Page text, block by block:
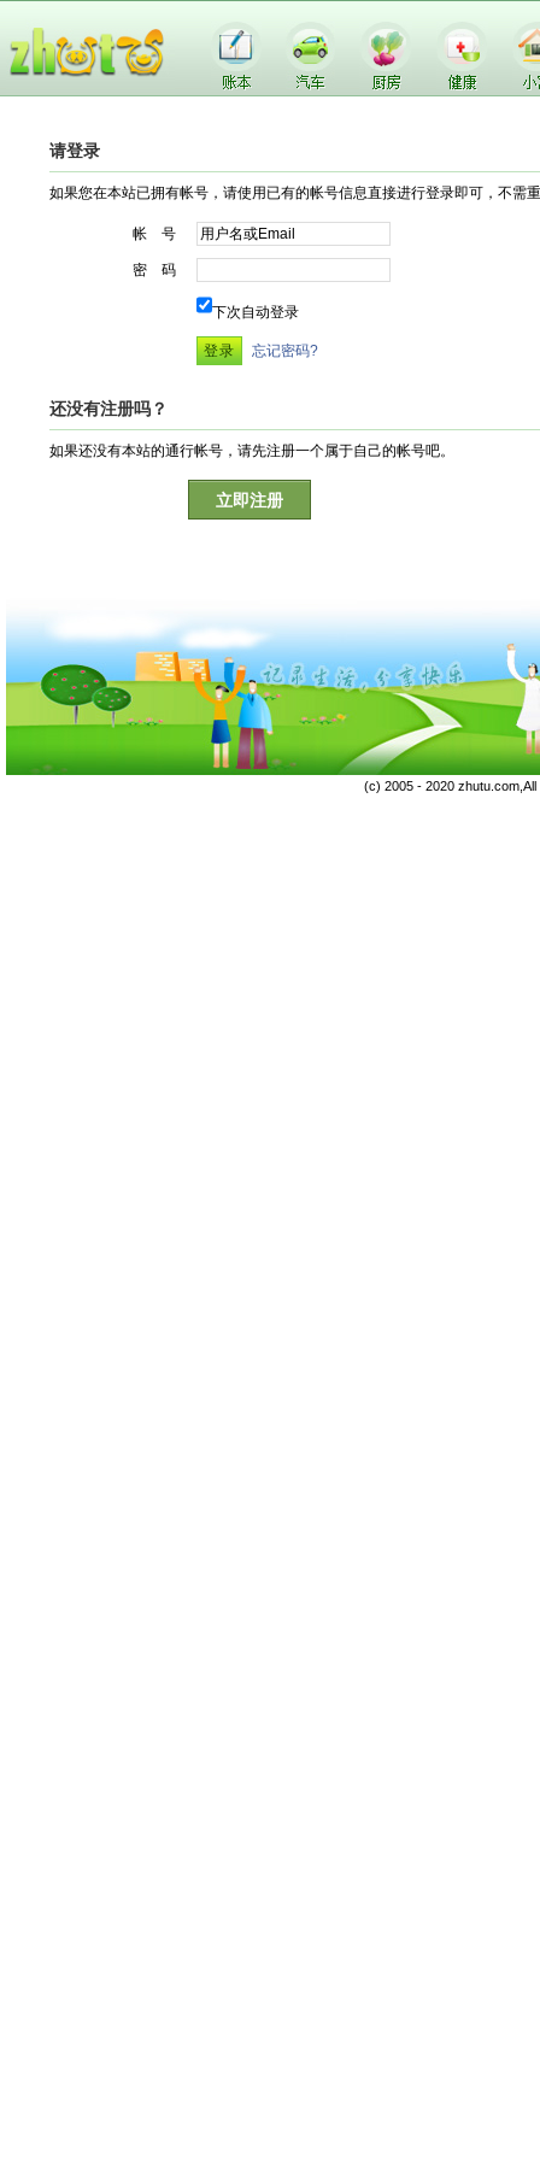
请登录
如果您在本站已拥有帐号，请使用已有的帐号信息直接进行登录即可，不需
帐 号
密 码
下次自动登录
忘记密码?
还没有注册吗？
如果还没有本站的通行帐号，请先注册一个属于自己的帐号吧。
立即注册
(c) 2005 - 2020